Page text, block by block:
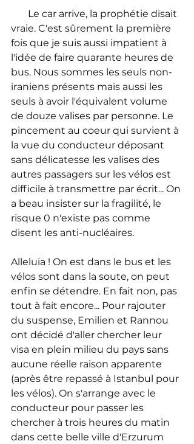
vraie. C'est sûrement la première
fois que je suis aussi impatient à
l'idée de faire quarante heures de
bus. Nous sommes les seuls non-
iraniens présents mais aussi les
seuls à avoir l'équivalent volume
de douze valises par personne. Le
pincement au coeur qui survient à
la vue du conducteur déposant
sans délicatesse les valises des
autres passagers sur les vélos est
difficile à transmettre par écrit... On
a beau insister sur la fragilité, le
risque 0 n'existe pas comme
disent les anti-nucléaires.
Alleluia ! On est dans le bus et les
vélos sont dans la soute, on peut
enfin se détendre. En fait non, pas
tout à fait encore... Pour rajouter
du suspense, Emilien et Rannou
ont décidé d'aller chercher leur
visa en plein milieu du pays sans
aucune réelle raison apparente
(après être repassé à Istanbul pour
les vélos). On s'arrange avec le
conducteur pour passer les
chercher à trois heures du matin
dans cette belle ville d'Erzurum